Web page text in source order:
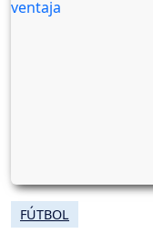
FÚTBOL